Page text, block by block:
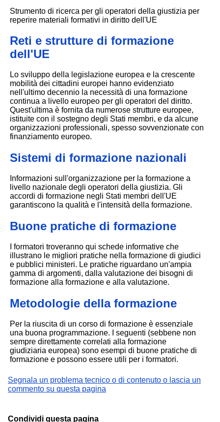
Strumento di ricerca per gli operatori della giustizia per
reperire materiali formativi in diritto dell'UE
Reti e strutture di formazione
dell'UE
Lo sviluppo della legislazione europea e la crescente
mobilità dei cittadini europei hanno evidenziato
nell'ultimo decennio la necessità di una formazione
continua a livello europeo per gli operatori del diritto.
Quest'ultima è fornita da numerose strutture europee,
istituite con il sostegno degli Stati membri, e da alcune
organizzazioni professionali, spesso sovvenzionate con
finanziamento europeo.
Sistemi di formazione nazionali
Informazioni sull'organizzazione per la formazione a
livello nazionale degli operatori della giustizia. Gli
accordi di formazione negli Stati membri dell'UE
garantiscono la qualità e l'intensità della formazione.
Buone pratiche di formazione
I formatori troveranno qui schede informative che
illustrano le migliori pratiche nella formazione di giudici
e pubblici ministeri. Le pratiche riguardano un'ampia
gamma di argomenti, dalla valutazione dei bisogni di
formazione alla formazione e alla valutazione.
Metodologie della formazione
Per la riuscita di un corso di formazione è essenziale
una buona programmazione. I seguenti (sebbene non
sempre direttamente correlati alla formazione
giudiziaria europea) sono esempi di buone pratiche di
formazione e possono essere utili per i formatori.
Segnala un problema tecnico o di contenuto o lascia un
commento su questa pagina
Condividi questa pagina